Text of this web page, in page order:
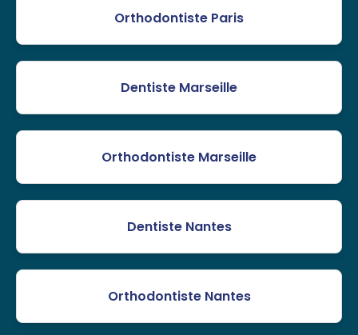
Orthodontiste Paris
Dentiste Marseille
Orthodontiste Marseille
Dentiste Nantes
Orthodontiste Nantes